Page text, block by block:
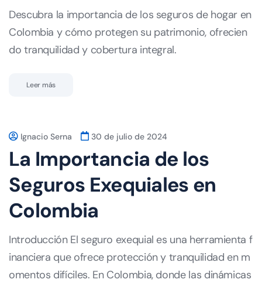
Descubra la importancia de los seguros de hogar en
Colombia y cómo protegen su patrimonio, ofrecien
do tranquilidad y cobertura integral.
Leer más
Ignacio Serna 30 de julio de 2024
La Importancia de los
Seguros Exequiales en
Colombia
Introducción El seguro exequial es una herramienta f
inanciera que ofrece protección y tranquilidad en m
omentos difíciles. En Colombia, donde las dinámicas